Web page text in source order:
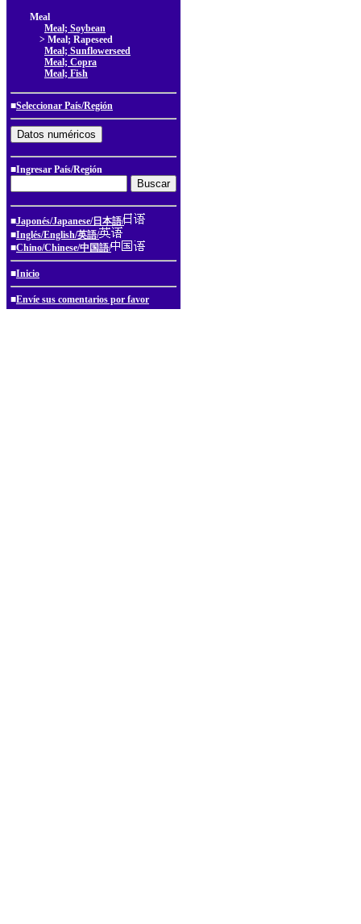
Meal
Meal; Soybean
> Meal; Rapeseed
Meal; Sunflowerseed
Meal; Copra
Meal; Fish
■Seleccionar País/Región
■Ingresar País/Región
■Japonés/Japanese/日本語/
■Inglés/English/英語/
■Chino/Chinese/中国語/
■Inicio
■Envíe sus comentarios por favor